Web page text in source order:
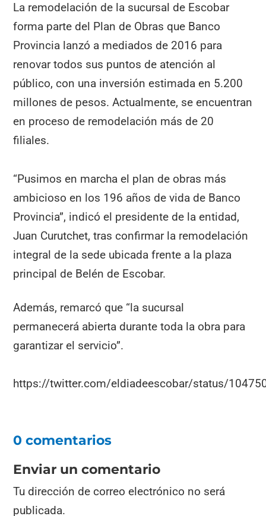
La remodelación de la sucursal de Escobar
forma parte del Plan de Obras que Banco
Provincia lanzó a mediados de 2016 para
renovar todos sus puntos de atención al
público, con una inversión estimada en 5.200
millones de pesos. Actualmente, se encuentran
en proceso de remodelación más de 20
filiales.
“Pusimos en marcha el plan de obras más
ambicioso en los 196 años de vida de Banco
Provincia”, indicó el presidente de la entidad,
Juan Curutchet, tras confirmar la remodelación
integral de la sede ubicada frente a la plaza
principal de Belén de Escobar.
Además, remarcó que “la sucursal
permanecerá abierta durante toda la obra para
garantizar el servicio”.
https://twitter.com/eldiadeescobar/status/
0 comentarios
Enviar un comentario
Tu dirección de correo electrónico no será
publicada.